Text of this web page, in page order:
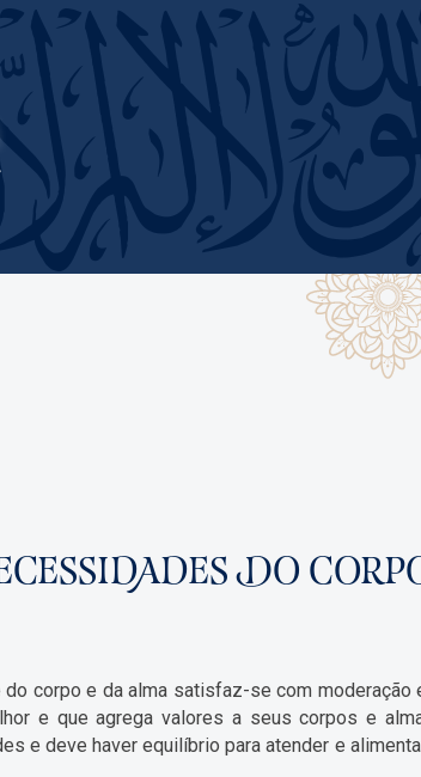
DO
corpo e da alma satisfaz-se com moderação
e que agrega valores a seus corpos e
e deve haver equilíbrio para atender e